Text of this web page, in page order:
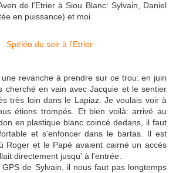
de l'Etrier à Siou Blanc: Sylvain, Daniel
en puissance) et moi.
revanche à prendre sur ce trou: en juin
cherché en vain avec Jacquie et le sentier
très loin dans le Lapiaz. Je voulais voir à
étions trompés. Et bien voilà: arrivé au
en plastique blanc coincé dedans, il faut
et s'enfoncer dans le bartas. Il est
Roger et le Papé avaient cairné un accès
directement jusqu' à l'entrée.
de Sylvain, il nous faut pas longtemps